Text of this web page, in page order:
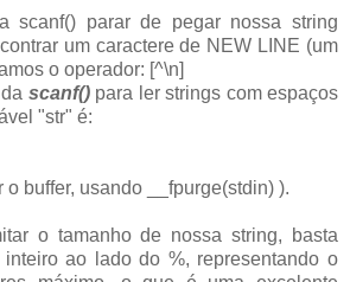
scanf() parar de pegar nossa string
um caractere de NEW LINE (um
o operador: [^\n]
scanf()para ler strings com espaços
"str" é:
buffer, usando __fpurge(stdin) ).
o tamanho de nossa string, basta
ao lado do %, representando o